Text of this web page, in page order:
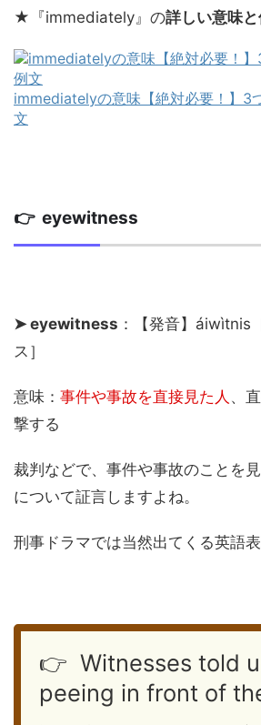
★『immediately』の詳しい意味
immediatelyの意味【絶対必要！】3
文
👉 eyewitness
➤ eyewitness ：【発音】áiwìtnis
ス］
意味： 事件や事故を直接見た人 、
撃する
裁判などで、事件や事故のことを
について証言しますよね。
刑事ドラマでは当然出てくる英語表
👉 Witnesses told
peeing in front of